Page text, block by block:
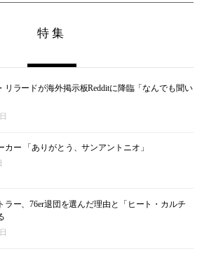
特集
リラードが海外掲示板Redditに降臨「なんでも聞い
カー 「ありがとう、サンアントニオ」
ラー、76er退団を選んだ理由と「ヒート・カルチ